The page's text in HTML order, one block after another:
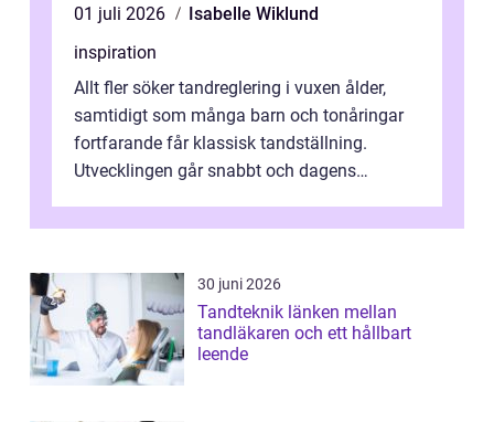
01 juli 2026
Isabelle Wiklund
inspiration
Allt fler söker tandreglering i vuxen ålder,
samtidigt som många barn och tonåringar
fortfarande får klassisk tandställning.
Utvecklingen går snabbt och dagens
30 juni 2026
Tandteknik länken mellan
tandläkaren och ett hållbart
leende